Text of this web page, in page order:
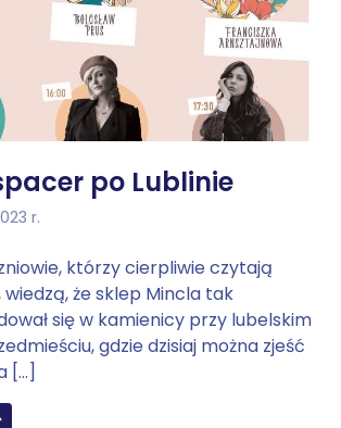
po Lublinie
r.
którzy cierpliwie czytają
wiedzą, że sklep Mincla tak
się w kamienicy przy lubelskim
gdzie dzisiaj można zjeść
[…]